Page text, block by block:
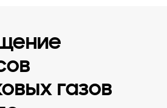
газов